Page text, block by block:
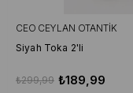
CEO CEYLAN OTANTIK
Siyah Toka 2'li
₺189,99
₺299,99